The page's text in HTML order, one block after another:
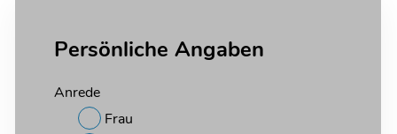
Persönliche Angaben
Anrede
Frau